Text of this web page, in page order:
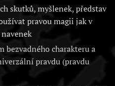
skutků, myšlenek, představ
pravou magii jak v
bezvadného charakteru a
pravdu (pravdu